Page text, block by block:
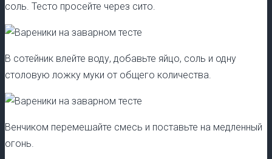
соль. Тесто просейте через сито.
В сотейник влейте воду, добавьте яйцо, соль и одну
столовую ложку муки от общего количества.
Венчиком перемешайте смесь и поставьте на медленный
огонь.